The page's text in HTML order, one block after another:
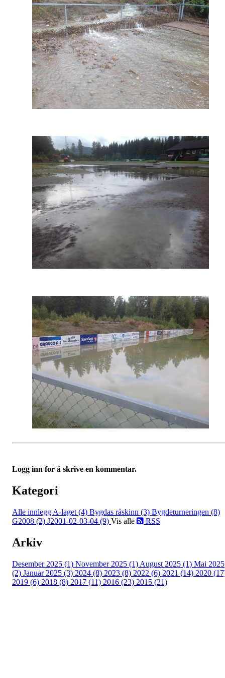
Logg inn for å skrive en kommentar.
Kategori
Alle innlegg A-laget (4) Bygdas råskinn (3) Bygdeturneringen (8)
G2008 (2) J2001-02-03-04 (9) Vis alle RSS
Arkiv
Desember 2025 (1) November 2025 (1) August 2025 (1) Mai 2025
(2) Januar 2025 (3) 2024 (8) 2023 (8) 2022 (6) 2021 (14) 2020
2019 (6) 2018 (8) 2017 (11) 2016 (23) 2015 (21)